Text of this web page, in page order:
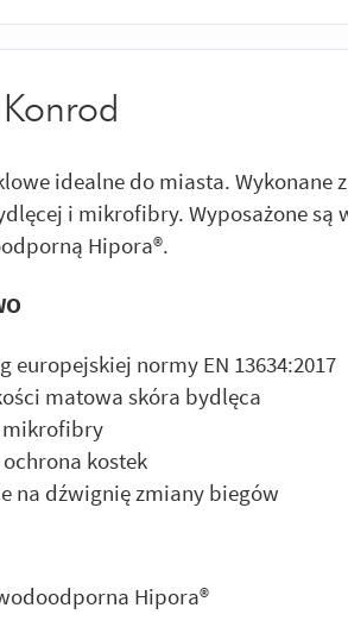
idealne do miasta. Wykonane
i mikrofibry. Wyposażone są
Hipora®.
europejskiej normy EN 13634:2017
matowa skóra bydlęca
mikrofibry
kostek
na dźwignię zmiany biegów
Hipora®